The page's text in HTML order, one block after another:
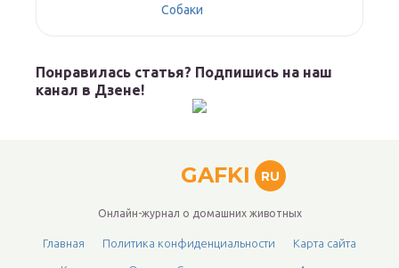
Собаки
Понравилась статья? Подпишись на наш
канал в Дзене!
GAFKI RU
Онлайн-журнал о домашних животных
Главная Политика конфиденциальности Карта сайта